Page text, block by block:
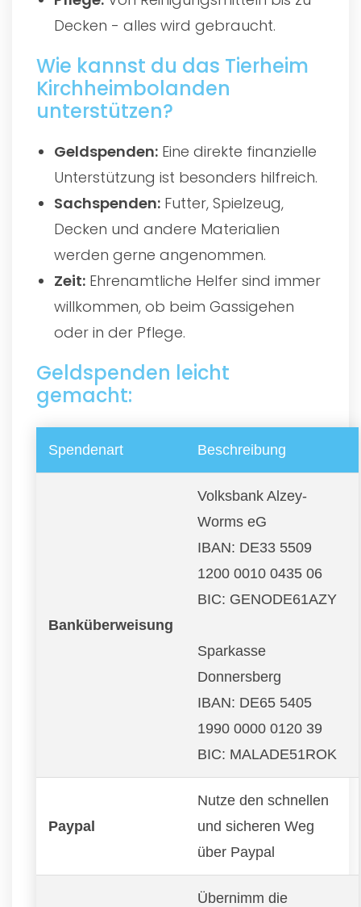
Decken - alles wird gebraucht.
Wie kannst du das Tierheim
Kirchheimbolanden
unterstützen?
Geldspenden: Eine direkte finanzielle
Unterstützung ist besonders hilfreich.
Sachspenden: Futter, Spielzeug,
Decken und andere Materialien
werden gerne angenommen.
Zeit: Ehrenamtliche Helfer sind immer
willkommen, ob beim Gassigehen
oder in der Pflege.
Geldspenden leicht
gemacht:
Spendenart Beschreibung
Banküberweisung
Volksbank Alzey-
Worms eG
IBAN: DE33 5509
1200 0010 0435 06
BIC: GENODE61AZY
Sparkasse
Donnersberg
IBAN: DE65 5405
1990 0000 0120 39
BIC: MALADE51ROK
Paypal
Nutze den schnellen
und sicheren Weg
über Paypal
Übernimm die